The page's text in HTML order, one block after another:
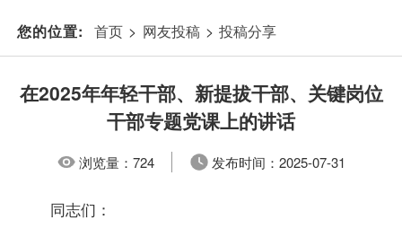
您的位置: 首页 > 网友投稿 > 投稿分享
在2025年年轻干部、新提拔干部、关键岗位
干部专题党课上的讲话
浏览量：724 发布时间： 2025-07-31
同志们：